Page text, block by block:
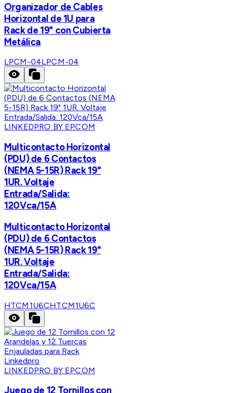
Organizador de Cables
Horizontal de 1U para
Rack de 19" con Cubierta
Metálica
LPCM-04LPCM-04
LINKEDPRO BY EPCOM
Multicontacto Horizontal
(PDU) de 6 Contactos
(NEMA 5-15R) Rack 19"
1UR. Voltaje
Entrada/Salida:
120Vca/15A
Multicontacto Horizontal
(PDU) de 6 Contactos
(NEMA 5-15R) Rack 19"
1UR. Voltaje
Entrada/Salida:
120Vca/15A
HTCM1U6CHTCM1U6C
LINKEDPRO BY EPCOM
Juego de 12 Tornillos con